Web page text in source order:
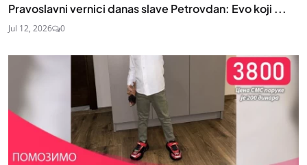
Pravoslavni vernici danas slave Petrovdan: Evo koji ...
Jul 12, 2026 0